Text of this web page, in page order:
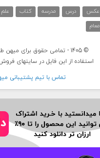
عکس درس مدرسه کتاب علم
معام
© 1405 - تمامی حقوق برای میهن طرح محفوظ است.
استفاده از این فایل در سایتهای
تماس با تيم پشتيبانی